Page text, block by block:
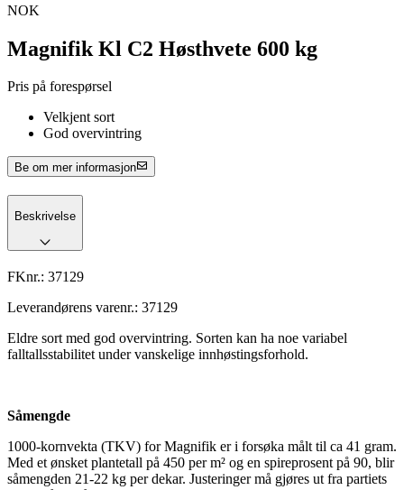
NOK
Magnifik Kl C2 Høsthvete 600 kg
Pris på forespørsel
Velkjent sort
God overvintring
Be om mer informasjon
Beskrivelse
FKnr.: 37129
Leverandørens varenr.: 37129
Eldre sort med god overvintring. Sorten kan ha noe variabel
falltallsstabilitet under vanskelige innhøstingsforhold.
Såmengde
1000-kornvekta (TKV) for Magnifik er i forsøka målt til ca 41 gram.
Med et ønsket plantetall på 450 per m² og en spireprosent på 90, blir
såmengden 21-22 kg per dekar. Justeringer må gjøres ut fra partiets